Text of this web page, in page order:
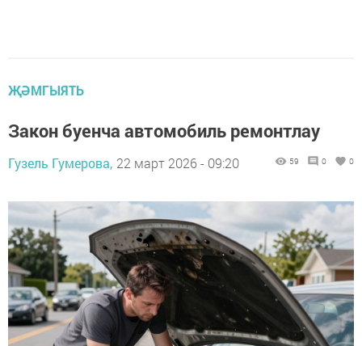
ҖӘМГЫЯТЬ
Закон буенча автомобиль ремонтлау
Гузель Гумерова, 22 март 2026 - 09:20 59 0 0